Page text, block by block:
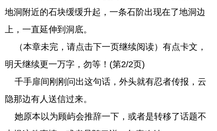
地洞附近的石块缓缓升起，一条石阶出现在了地洞边
上，一直延伸到洞底。
（本章未完，请点击下一页继续阅读）有点卡文，
明天继续更一万字，勿等！(第2/2页)
千手扉间刚刚问出这句话，外头就有忍者传报，云
隐那边有人送信过来。
她原本以为顾屿会推辞一下，或者是转移了话题不